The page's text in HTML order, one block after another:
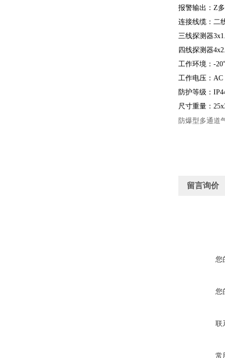
报警输出：Z
连接线缆：二
三线探测器
四线探测器
工作环境：-
工作电压：AC
防护等级：
尺寸重量：
防爆型多通道
留言询价
您
您
联
常